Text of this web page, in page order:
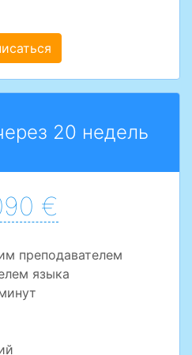
20 недель
€
преподавателем
языка